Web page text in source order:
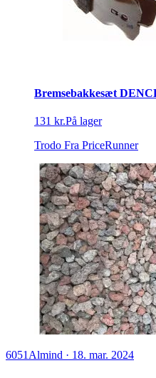
Bremsebakkesæt
131 kr.På lager
Trodo Fra PriceRunner
6051 Almind · 18. mar. 2024